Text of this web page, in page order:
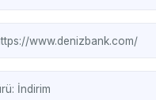
www.denizbank.com/
İndirim